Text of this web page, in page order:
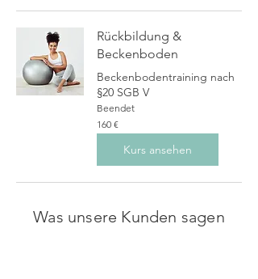
Rückbildung &
Beckenboden
Beckenbodentraining nach
§20 SGB V
Beendet
160
Euro
160 €
Kurs ansehen
Was unsere Kunden sagen